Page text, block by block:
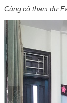
Cùng cô tham dự